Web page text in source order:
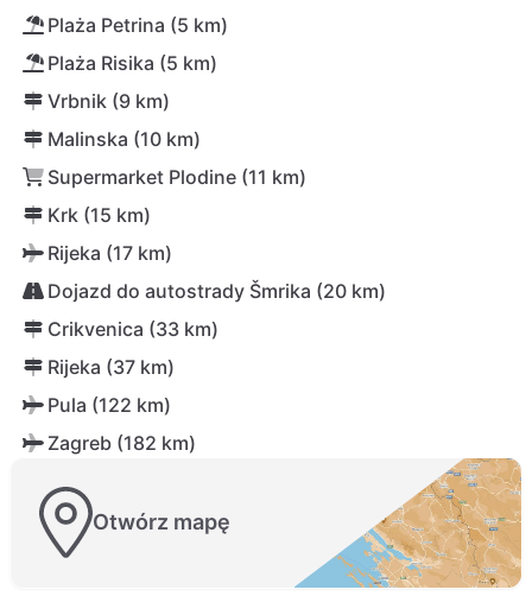
Plaża Petrina (5 km)
Plaża Risika (5 km)
Vrbnik (9 km)
Malinska (10 km)
Supermarket Plodine (11 km)
Krk (15 km)
Rijeka (17 km)
Dojazd do autostrady Šmrika (20 km)
Crikvenica (33 km)
Rijeka (37 km)
Pula (122 km)
Zagreb (182 km)
Otwórz mapę